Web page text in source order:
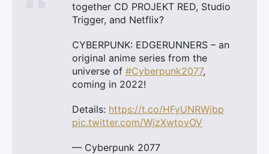
together CD PROJEKT RED, Studio
Trigger, and Netflix?
CYBERPUNK: EDGERUNNERS – an
original anime series from the
universe of #Cyberpunk2077,
coming in 2022!
Details: https://t.co/HFyUNRWjbp
pic.twitter.com/WjzXwtovOV
— Cyberpunk 2077